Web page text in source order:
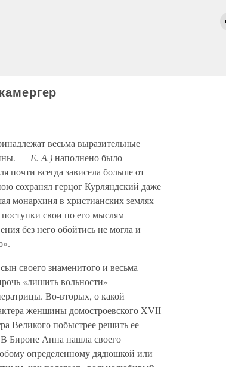
весьма выразительные
— Е. А.)наполнено было
почти всегда зависела больше от
сохранял герцог Курляндский даже
монархиня в христианских землях
поступки свои по его мыслям
без него обойтись не могла и
своего знаменитого и весьма
«лишить вольности»
Во-вторых, о какой
женщины домостроевского XVII
Великого побыстрее решить ее
Бироне Анна нашла своего
определенному дядюшкой или